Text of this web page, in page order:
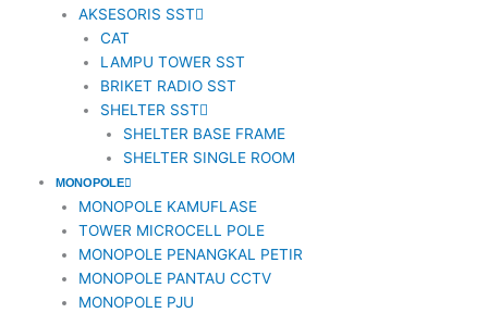
AKSESORIS SST
CAT
LAMPU TOWER SST
BRIKET RADIO SST
SHELTER SST
SHELTER BASE FRAME
SHELTER SINGLE ROOM
MONOPOLE
MONOPOLE KAMUFLASE
TOWER MICROCELL POLE
MONOPOLE PENANGKAL PETIR
MONOPOLE PANTAU CCTV
MONOPOLE PJU